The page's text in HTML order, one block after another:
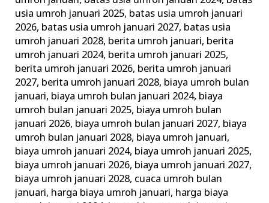
usia umroh januari 2025, batas usia umroh januari
2026, batas usia umroh januari 2027, batas usia
umroh januari 2028, berita umroh januari, berita
umroh januari 2024, berita umroh januari 2025,
berita umroh januari 2026, berita umroh januari
2027, berita umroh januari 2028, biaya umroh bulan
januari, biaya umroh bulan januari 2024, biaya
umroh bulan januari 2025, biaya umroh bulan
januari 2026, biaya umroh bulan januari 2027, biaya
umroh bulan januari 2028, biaya umroh januari,
biaya umroh januari 2024, biaya umroh januari 2025,
biaya umroh januari 2026, biaya umroh januari 2027,
biaya umroh januari 2028, cuaca umroh bulan
januari, harga biaya umroh januari, harga biaya